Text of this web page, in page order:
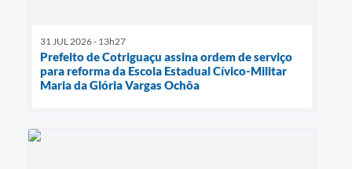
31 JUL 2026 - 13h27
Prefeito de Cotriguaçu assina ordem de serviço
para reforma da Escola Estadual Cívico-Militar
Maria da Glória Vargas Ochôa